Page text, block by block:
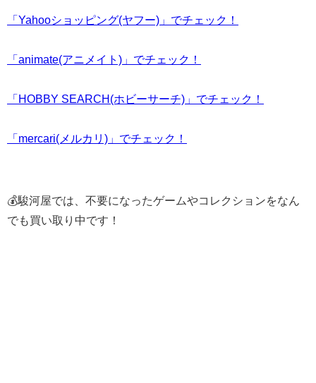
「Yahooショッピング(ヤフー)」でチェック！
「animate(アニメイト)」でチェック！
「HOBBY SEARCH(ホビーサーチ)」でチェック！
「mercari(メルカリ)」でチェック！
💰駿河屋では、不要になったゲームやコレクションをなん
でも買い取り中です！